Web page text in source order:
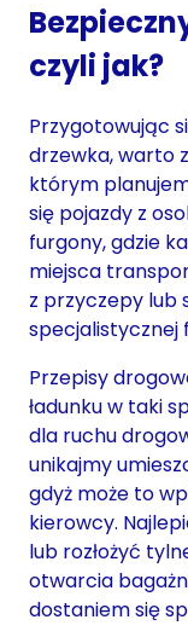
czyli jak?
Przygotowując
drzewka, warto
którym
się pojazdy z
furgony, gdzie
miejsca
z przyczepy lub
Przepisy
ładunku w taki
dla ruchu
unikajmy
gdyż może to
kierowcy.
lub rozłożyć
otwarcia
dostaniem się